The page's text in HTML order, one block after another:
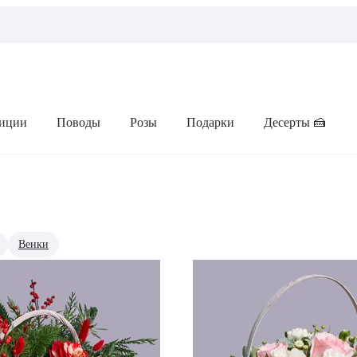
Поводы Розы Подарки Десерты 🍰
Венки